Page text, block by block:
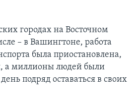
городах на Восточном
– в Вашингтоне, работа
была приостановлена,
а миллионы людей были
подряд оставаться в своих